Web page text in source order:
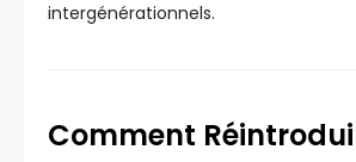
intergénérationnels.
Comment